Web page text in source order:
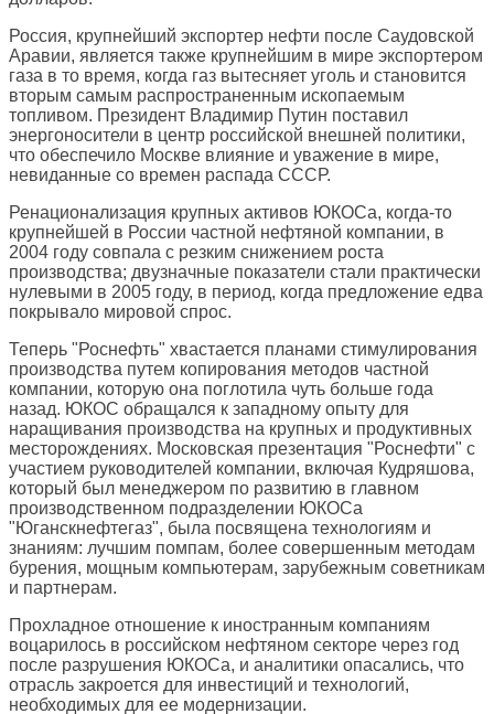
Россия, крупнейший экспортер нефти после Саудовской
Аравии, является также крупнейшим в мире экспортером
газа в то время, когда газ вытесняет уголь и становится
вторым самым распространенным ископаемым
топливом. Президент Владимир Путин поставил
энергоносители в центр российской внешней политики,
что обеспечило Москве влияние и уважение в мире,
невиданные со времен распада СССР.
Ренационализация крупных активов ЮКОСа, когда-то
крупнейшей в России частной нефтяной компании, в
2004 году совпала с резким снижением роста
производства; двузначные показатели стали практически
нулевыми в 2005 году, в период, когда предложение едва
покрывало мировой спрос.
Теперь "Роснефть" хвастается планами стимулирования
производства путем копирования методов частной
компании, которую она поглотила чуть больше года
назад. ЮКОС обращался к западному опыту для
наращивания производства на крупных и продуктивных
месторождениях. Московская презентация "Роснефти" с
участием руководителей компании, включая Кудряшова,
который был менеджером по развитию в главном
производственном подразделении ЮКОСа
"Юганскнефтегаз", была посвящена технологиям и
знаниям: лучшим помпам, более совершенным методам
бурения, мощным компьютерам, зарубежным советникам
и партнерам.
Прохладное отношение к иностранным компаниям
воцарилось в российском нефтяном секторе через год
после разрушения ЮКОСа, и аналитики опасались, что
отрасль закроется для инвестиций и технологий,
необходимых для ее модернизации.